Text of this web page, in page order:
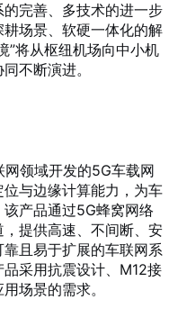
完善、多技术的进一步
场景、软硬一体化的解
”将从枢纽机场向中小机
不断演进。
领域开发的5G车载网
与边缘计算能力，为车
产品通过5G蜂窝网络
提供高速、不间断、安
且易于扩展的车联网系
采用抗震设计、M12接
场景的需求。